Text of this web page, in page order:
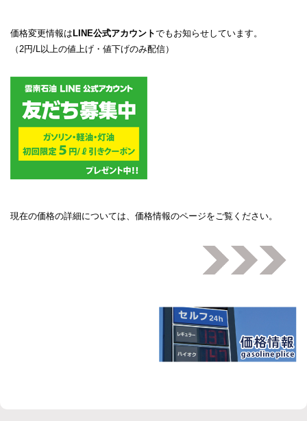
価格変更情報は LINE公式アカウントでもお知らせしています。
（2円/L以上の値上げ・値下げのみ配信）
現在の価格の詳細については、 価格情報のページをご覧ください。